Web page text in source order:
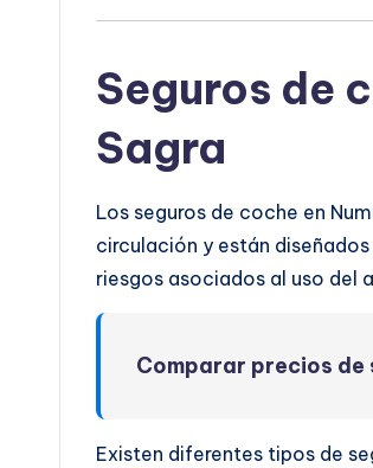
Seguros de
Sagra
Los seguros de coche en
circulación y están
riesgos asociados al uso del
Comparar precios de
Existen diferentes tipos de